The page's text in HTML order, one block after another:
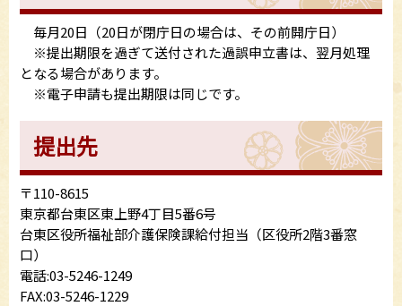
毎月20日（20日が閉庁日の場合は、その前開庁日）
※提出期限を過ぎて送付された過誤申立書は、翌月処理
となる場合があります。
※電子申請も提出期限は同じです。
提出先
〒110-8615
東京都台東区東上野4丁目5番6号
台東区役所福祉部介護保険課給付担当（区役所2階3番窓
口）
電話:03-5246-1249
FAX:03-5246-1229